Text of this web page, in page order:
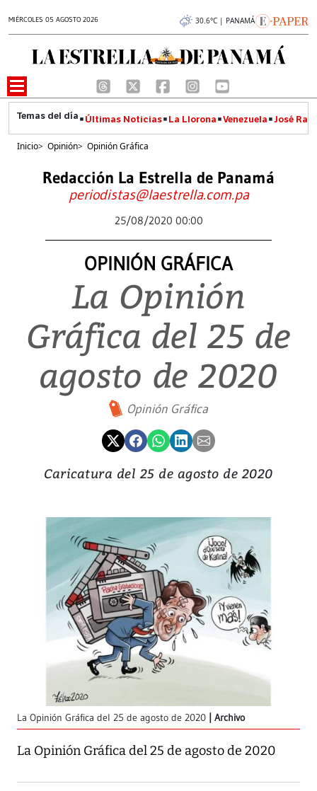
MIÉRCOLES 05 AGOSTO 2026 30.6°C | PANAMÁ
Últimas Noticias La Llorona Venezuela José
Inicio> Opinión> Opinión Gráfica
Redacción La Estrella de Panamá
periodistas@laestrella.com.pa
25/08/2020 00:00
OPINIÓN GRÁFICA
La Opinión
Gráfica del 25 de
agosto de 2020
Opinión Gráfica
Caricatura del 25 de agosto de 2020
La Opinión Gráfica del 25 de agosto de 2020 Archivo
La Opinión Gráfica del 25 de agosto de 2020